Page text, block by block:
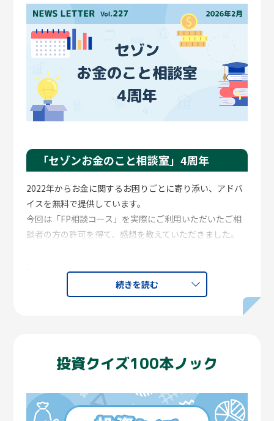
「なぜこの企業なのか」への答え
例えば昨年2月以降、組入比率1位の五洋建設について
は、当時お客さまから「なぜこのような企業を選別した
のか理解に苦しむ」といったご意見もいただきました。
それ以前に上位組入を行っていたアシックスに対しても、
株価上昇局面に入るまでは同様のご意見が寄せられてい
ました。しかし結果として、これらの企業はファンドパ
フォーマンスに大きく寄与してくれました。丁寧な企業
しろ世の人々から「いいね」と言われるような企業ばか
り選んでいてはいけないと思っています。まだ市場が評価
していない企業価値の高まりを発掘することこそ私たち
の役割であり、現在の運用者である岩下は日々全力を尽
くしており頼もしい限りです。
日本株式市場への投資について、この15年で世の中の評
価が大きく変わったと実感しています。かつては「日本
な見方について言及する人はほとんどいません。
が、それは投資に限らず、ビジネスやプライベートなど
人生の全てにおいて、判断を誤ってしまう要因にもなり得
「セゾンお金のこと相談室」4周年
2022年からお金に関するお困りごとに寄り添い、アドバ
イスを無料で提供しています。
今回は「FP相談コース」を実際にご利用いただいたご相
談者の方の許可を得て、感想を教えていただきました。
相談の概要
コース FP相談コース
面談時間 60分
続きを読む
投資クイズ100本ノック